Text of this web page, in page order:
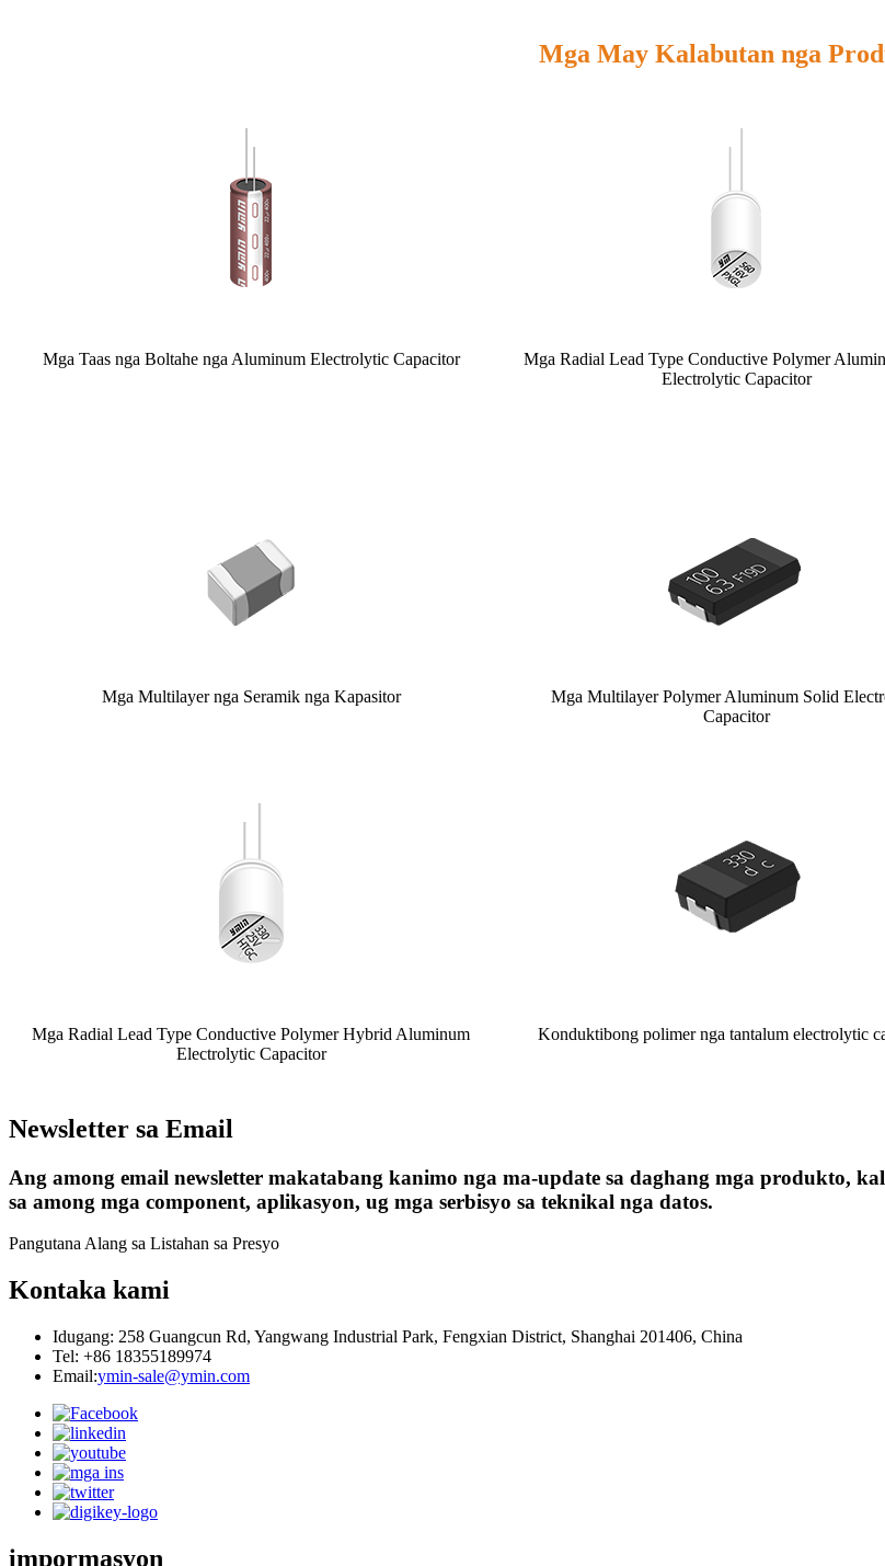
Mga May Kalabutan nga
Mga Taas nga Boltahe nga Aluminum Electrolytic Capacitor
Mga Radial Lead Type Conductive Polymer
Electrolytic Capacitor
Mga Multilayer nga Seramik nga Kapasitor
Mga Multilayer Polymer Aluminum Solid
Capacitor
Mga Radial Lead Type Conductive Polymer Hybrid Aluminum
Electrolytic Capacitor
Konduktibong polimer nga tantalum electrolytic
Newsletter sa Email
Ang among email newsletter makatabang kanimo nga ma-update sa daghang mga produkto,
sa among mga component, aplikasyon, ug mga serbisyo sa teknikal nga datos.
Pangutana Alang sa Listahan sa Presyo
Kontaka kami
Idugang: 258 Guangcun Rd, Yangwang Industrial Park, Fengxian District, Shanghai 201406, China
Tel: +86 18355189974
Email:ymin-sale@ymin.com
impormasyon